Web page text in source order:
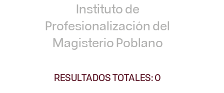
Instituto de
Profesionalización del
Magisterio Poblano
RESULTADOS TOTALES: 0